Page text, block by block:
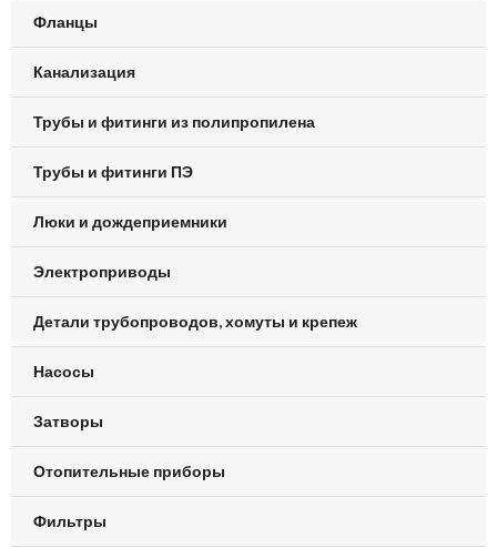
Фланцы
Канализация
Трубы и фитинги из полипропилена
Трубы и фитинги ПЭ
Люки и дождеприемники
Электроприводы
Детали трубопроводов, хомуты и крепеж
Насосы
Затворы
Отопительные приборы
Фильтры